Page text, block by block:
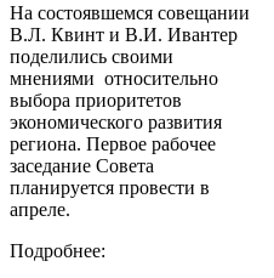
На состоявшемся совещании
В.Л. Квинт и В.И. Ивантер
поделились своими
мнениями относительно
выбора приоритетов
экономического развития
региона. Первое рабочее
заседание Совета
планируется провести в
апреле.
Подробнее: